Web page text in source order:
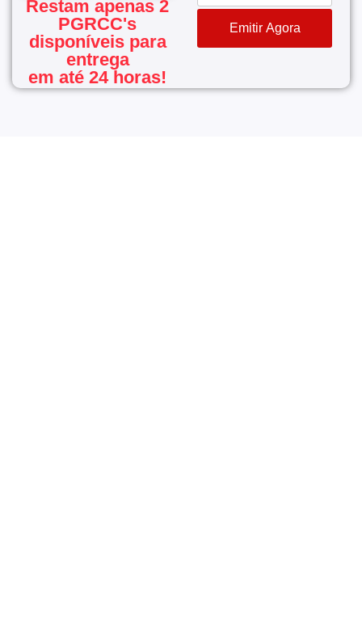
Restam apenas 2
PGRCC's
disponíveis para
entrega
em até 24 horas!